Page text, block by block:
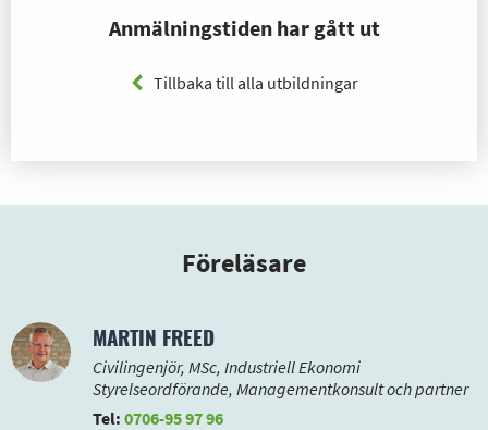
Anmälningstiden har gått ut
Tillbaka till alla utbildningar
Föreläsare
MARTIN FREED
Civilingenjör, MSc, Industriell Ekonomi
Styrelseordförande, Managementkonsult och partner
Tel: 0706-95 97 96